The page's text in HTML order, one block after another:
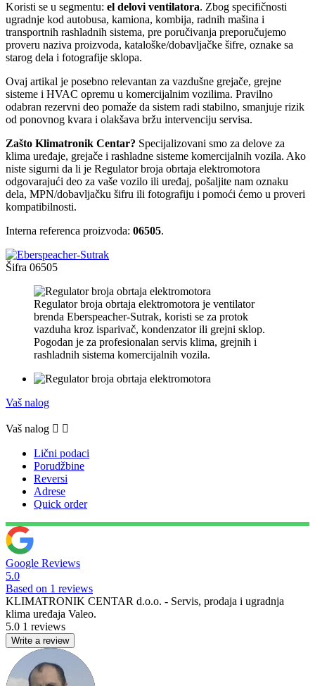
Koristi se u segmentu: el delovi ventilatora. Zbog specifičnosti
ugradnje kod autobusa, kamiona, kombija, radnih mašina i
transportnih rashladnih sistema, pre poručivanja preporučujemo
proveru naziva proizvoda, kataloške/dobavljačke šifre, oznake sa
starog dela i fotografije sklopa.
Ovaj artikal je posebno relevantan za vazdušne grejače, grejne
sisteme i HVAC opremu u komercijalnim vozilima. Pravilno
odabran rezervni deo pomaže da sistem radi stabilno, smanjuje rizik
od ponovnog kvara i olakšava bržu intervenciju servisa.
Zašto Klimatronik Centar? Specijalizovani smo za delove za
klima uređaje, grejače i rashladne sisteme komercijalnih vozila. Ako
niste sigurni da li je Regulator broja obrtaja elektromotora
odgovarajući deo za vaše vozilo ili uređaj, pošaljite nam oznaku
dela, MPN/dobavljačku šifru ili fotografiju i pomoći ćemo u proveri
kompatibilnosti.
Interna referenca proizvoda: 06505.
Šifra 06505
Regulator broja obrtaja elektromotora je ventilator
brenda Eberspeacher-Sutrak, koristi se za protok
vazduha kroz isparivač, kondenzator ili grejni sklop.
Pogodan je za profesionalan servis klima, grejnih i
rashladnih sistema komercijalnih vozila.
Vaš nalog
Vaš nalog  
Lični podaci
Porudžbine
Reversi
Adrese
Quick order
Google Reviews
5.0
Based on 1 reviews
KLIMATRONIK CENTAR d.o.o. - Servis, prodaja i ugradnja
klima uređaja Valeo.
5.0 1 reviews
Write a review